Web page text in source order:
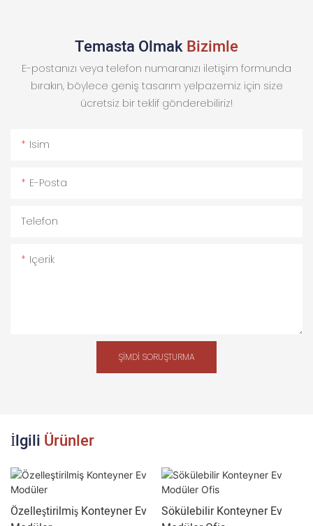
Temasta OlmakBizimle
E-postanızı veya telefon numaranızı iletişim formunda
bırakın, böylece geniş tasarım yelpazemiz için size
ücretsiz bir teklif gönderebiliriz!
Isim
E-Posta
Telefon
Içerik
ŞIMDI SORUŞTURMA
İlgili Ürünler
Özelleştirilmiş Konteyner Ev
Sökülebilir Konteyner Ev